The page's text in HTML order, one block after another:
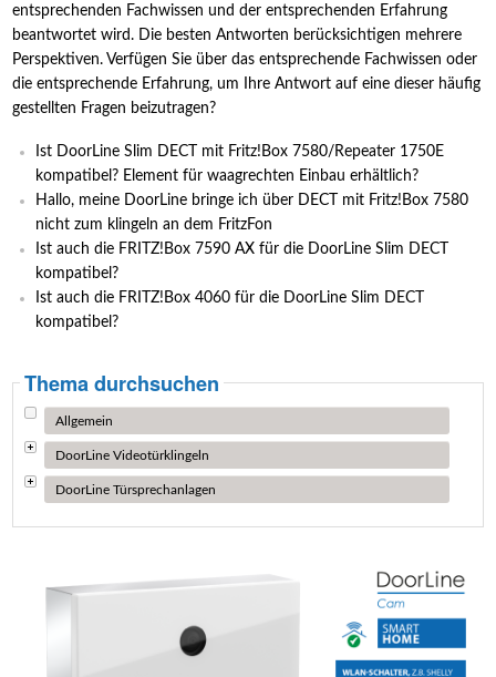
entsprechenden Fachwissen und der entsprechenden Erfahrung
beantwortet wird. Die besten Antworten berücksichtigen mehrere
Perspektiven. Verfügen Sie über das entsprechende Fachwissen oder
die entsprechende Erfahrung, um Ihre Antwort auf eine dieser häufig
gestellten Fragen beizutragen?
Ist DoorLine Slim DECT mit Fritz!Box 7580/Repeater 1750E
kompatibel? Element für waagrechten Einbau erhältlich?
Hallo, meine DoorLine bringe ich über DECT mit Fritz!Box 7580
nicht zum klingeln an dem FritzFon
Ist auch die FRITZ!Box 7590 AX für die DoorLine Slim DECT
kompatibel?
Ist auch die FRITZ!Box 4060 für die DoorLine Slim DECT
kompatibel?
Thema durchsuchen
Allgemein
DoorLine Videotürklingeln
DoorLine Türsprechanlagen